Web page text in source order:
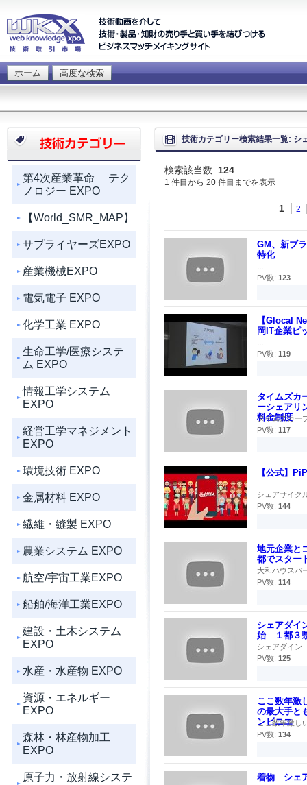
ホーム 高度な検索
第4次産業革命 テク
ノロジー EXPO
【World_SMR_MAP】
サプライヤーズEXPO
産業機械EXPO
電気電子 EXPO
化学工業 EXPO
生命工学/医療システ
ム EXPO
情報工学システム
EXPO
経営工学マネジメント
EXPO
環境技術 EXPO
金属材料 EXPO
繊維・縫製 EXPO
農業システム EXPO
航空/宇宙工業EXPO
船舶/海洋工業EXPO
建設・土木システム
EXPO
水産・水産物 EXPO
資源・エネルギー
EXPO
森林・林産物加工
EXPO
原子力・放射線システ
技術カテゴリー検索結果一覧: シ
検索該当数: 124
1 件目から 20 件目までを表示
1 2
GM、新ブ
特化
PV数: 123
【Glocal
岡IT企業ピ
PV数: 119
タイムズカ
ーシェアリ
料金制度
タイムズカー
PV数: 117
【公式】
シェアサイク
PV数: 144
地元企業と
都でスター
大和ハウスパ
PV数: 114
シェアダイ
始 １都３
シェアダイン
PV数: 125
ここ数年激
の最大手と
ンビニエ
ここ数年激し
PV数: 134
着物 シェ